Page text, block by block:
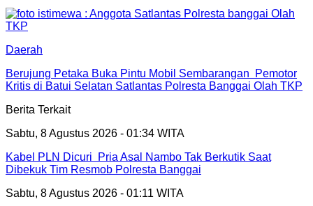
Daerah
Berujung Petaka Buka Pintu Mobil Sembarangan Pemotor
Kritis di Batui Selatan Satlantas Polresta Banggai Olah TKP
Berita Terkait
Sabtu, 8 Agustus 2026 - 01:34 WITA
Kabel PLN Dicuri Pria Asal Nambo Tak Berkutik Saat
Dibekuk Tim Resmob Polresta Banggai
Sabtu, 8 Agustus 2026 - 01:11 WITA